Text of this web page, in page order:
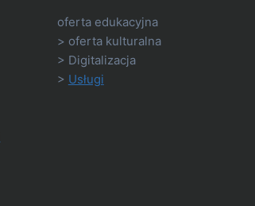
oferta edukacyjna
> oferta kulturalna
> Digitalizacja
> Usługi